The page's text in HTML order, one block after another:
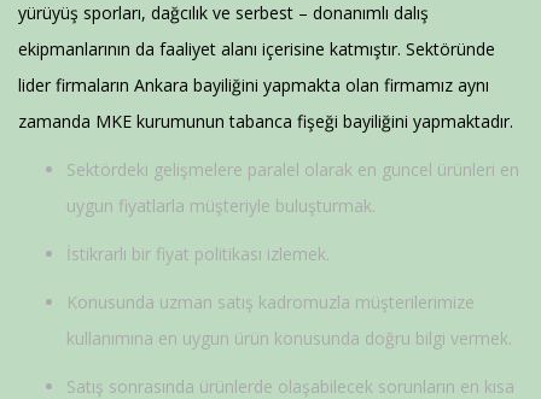
yürüyüş sporları, dağcılık ve serbest – donanımlı dalış
ekipmanlarının da faaliyet alanı içerisine katmıştır. Sektöründe
lider firmaların Ankara bayiliğini yapmakta olan firmamız aynı
zamanda MKE kurumunun tabanca fişeği bayiliğini yapmaktadır.
Sektördeki gelişmelere paralel olarak en güncel ürünleri en
uygun fiyatlarla müşteriyle buluşturmak.
İstikrarlı bir fiyat politikası izlemek.
Konusunda uzman satış kadromuzla müşterilerimize
kullanımına en uygun ürün konusunda doğru bilgi vermek.
Satış sonrasında ürünlerde olaşabilecek sorunların en kısa